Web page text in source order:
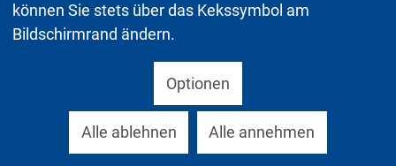
86863 Langenneufnach
Tel. 08239/789 0
können Sie stets über das Kekssymbol am
Bildschirmrand ändern.
Optionen
Alle ablehnen Alle annehmen